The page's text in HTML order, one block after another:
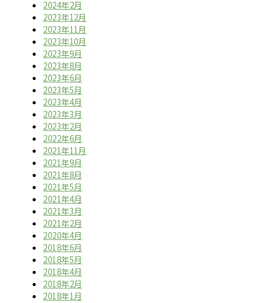
2024年2月
2023年12月
2023年11月
2023年10月
2023年9月
2023年8月
2023年6月
2023年5月
2023年4月
2023年3月
2023年2月
2022年6月
2021年11月
2021年9月
2021年8月
2021年5月
2021年4月
2021年3月
2021年2月
2020年4月
2018年6月
2018年5月
2018年4月
2018年2月
2018年1月